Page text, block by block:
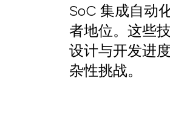
SoC 集成自动
者地位。这些
设计与开发进
杂性挑战。